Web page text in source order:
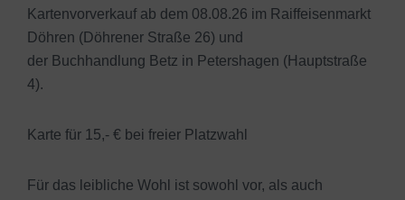
Kartenvorverkauf ab dem 08.08.26 im Raiffeisenmarkt
Döhren (Döhrener Straße 26) und
der Buchhandlung Betz in Petershagen (Hauptstraße
4).
Karte für 15,- € bei freier Platzwahl
Für das leibliche Wohl ist sowohl vor, als auch